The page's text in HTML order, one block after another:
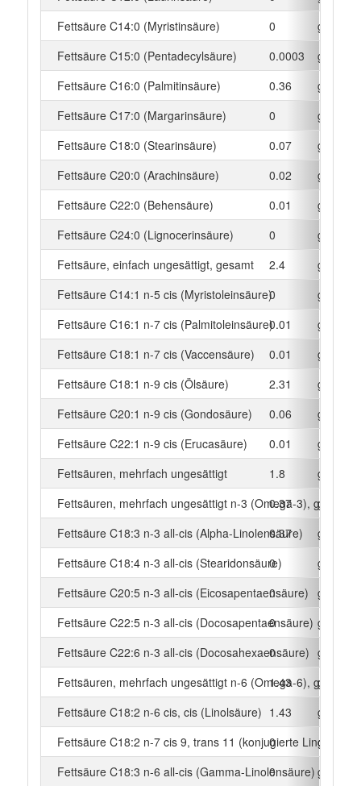
Fettsäure C14:0 (Myristinsäure)
0
g
Fettsäure C15:0 (Pentadecylsäure)
0.0003
g
Fettsäure C16:0 (Palmitinsäure)
0.36
g
Fettsäure C17:0 (Margarinsäure)
0
g
Fettsäure C18:0 (Stearinsäure)
0.07
g
Fettsäure C20:0 (Arachinsäure)
0.02
g
Fettsäure C22:0 (Behensäure)
0.01
g
Fettsäure C24:0 (Lignocerinsäure)
0
g
Fettsäure, einfach ungesättigt, gesamt
2.4
g
Fettsäure C14:1 n-5 cis (Myristoleinsäure)0
g
Fettsäure C16:1 n-7 cis (Palmitoleinsäure)0.01
g
Fettsäure C18:1 n-7 cis (Vaccensäure)
0.01
g
Fettsäure C18:1 n-9 cis (Ölsäure)
2.31
g
Fettsäure C20:1 n-9 cis (Gondosäure)
0.06
g
Fettsäure C22:1 n-9 cis (Erucasäure)
0.01
g
Fettsäuren, mehrfach ungesättigt
1.8
g
Fettsäuren, mehrfach ungesättigt n-3 (Omega-3), gesamt
0.37
g
Fettsäure C18:3 n-3 all-cis (Alpha-Linolensäure)
0.37
g
Fettsäure C18:4 n-3 all-cis (Stearidonsäure)
0
g
Fettsäure C20:5 n-3 all-cis (Eicosapentaensäure)
0
g
Fettsäure C22:5 n-3 all-cis (Docosapentaensäure)
0
g
Fettsäure C22:6 n-3 all-cis (Docosahexaensäure)
0
g
Fettsäuren, mehrfach ungesättigt n-6 (Omega-6), gesamt
1.43
g
Fettsäure C18:2 n-6 cis, cis (Linolsäure) 1.43
g
Fettsäure C18:2 n-7 cis 9, trans 11 (konjugierte Linolsäure)
0
g
Fettsäure C18:3 n-6 all-cis (Gamma-Linolensäure)
0
g